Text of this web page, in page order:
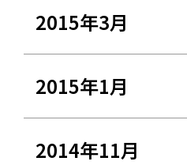
2015年3月
2015年1月
2014年11月